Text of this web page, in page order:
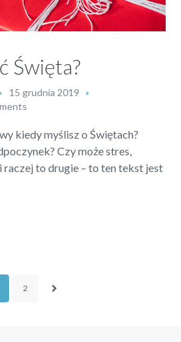
Święta?
15 grudnia 2019
kiedy myślisz o Świętach?
Czy może stres,
raczej to drugie – to ten tekst jest
2